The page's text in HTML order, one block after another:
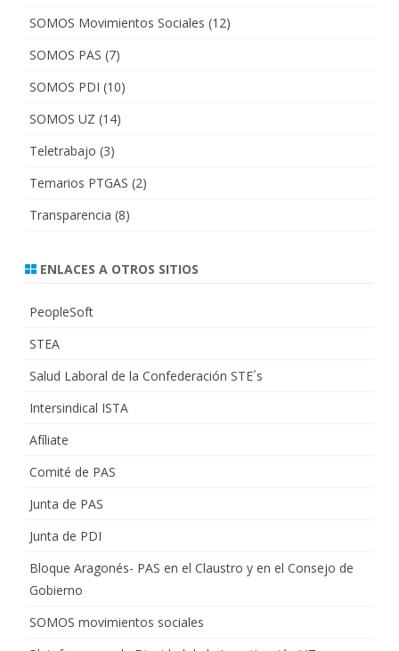
SOMOS Movimientos Sociales (12)
SOMOS PAS (7)
SOMOS PDI (10)
SOMOS UZ (14)
Teletrabajo (3)
Temarios PTGAS (2)
Transparencia (8)
ENLACES A OTROS SITIOS
PeopleSoft
STEA
Salud Laboral de la Confederación STE´s
Intersindical ISTA
Afíliate
Comité de PAS
Junta de PAS
Junta de PDI
Bloque Aragonés- PAS en el Claustro y en el Consejo de
Gobierno
SOMOS movimientos sociales